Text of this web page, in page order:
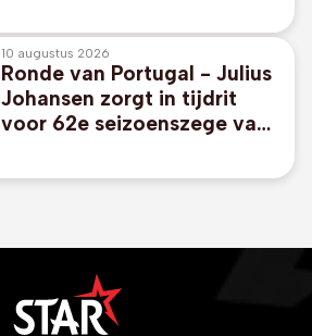
10 augustus 2026
Ronde van Portugal - Julius
Johansen zorgt in tijdrit
voor 62e seizoenszege van